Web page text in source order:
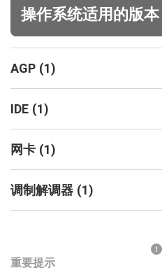
操作系统适用的版本
AGP (1)
IDE (1)
网卡 (1)
调制解调器 (1)
重要提示